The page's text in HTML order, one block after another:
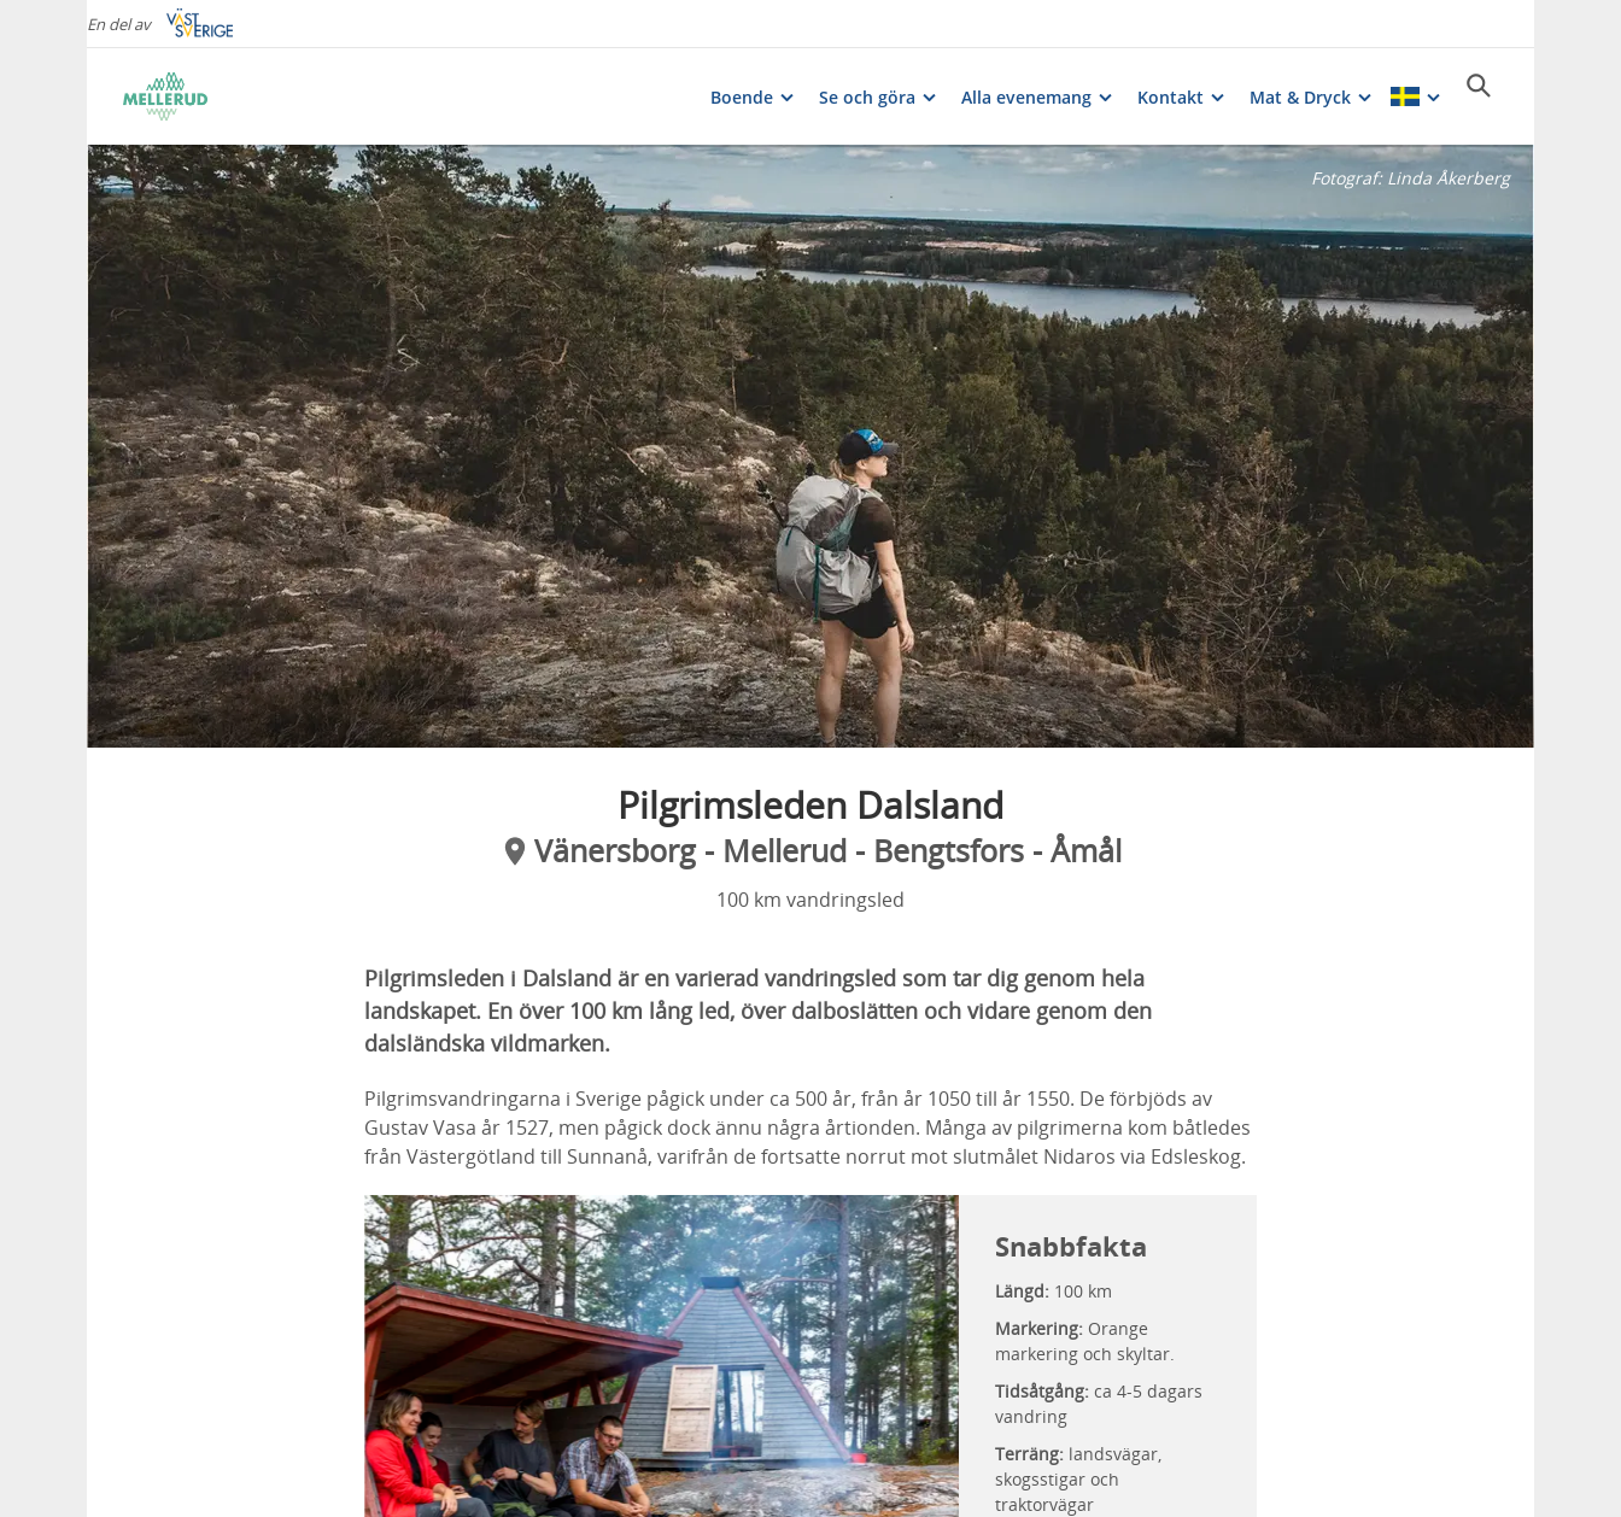
En del av
Boende Se och göra Alla evenemang Kontakt Mat & Dryck
Fotograf: Linda Åkerberg
Pilgrimsleden Dalsland
Vänersborg - Mellerud - Bengtsfors - Åmål
100 km vandringsled
Pilgrimsleden i Dalsland är en varierad vandringsled som tar dig genom hela
landskapet. En över 100 km lång led, över dalboslätten och vidare genom den
dalsländska vildmarken.
Pilgrimsvandringarna i Sverige pågick under ca 500 år, från år 1050 till år 1550. De förbjöds av
Gustav Vasa år 1527, men pågick dock ännu några årtionden. Många av pilgrimerna kom båtledes
från Västergötland till Sunnanå, varifrån de fortsatte norrut mot slutmålet Nidaros via Edsleskog.
Snabbfakta
Längd: 100 km
Markering: Orange
markering och skyltar.
Tidsåtgång: ca 4-5 dagars
vandring
Terräng: landsvägar,
skogsstigar och
traktorvägar